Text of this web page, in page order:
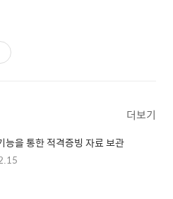
더보기
능을 통한 적격증빙 자료 보관